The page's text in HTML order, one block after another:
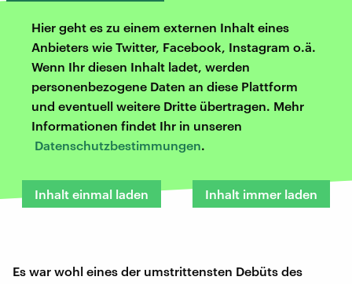
Hier geht es zu einem externen Inhalt eines
Anbieters wie Twitter, Facebook, Instagram o.ä.
Wenn Ihr diesen Inhalt ladet, werden
personenbezogene Daten an diese Plattform
und eventuell weitere Dritte übertragen. Mehr
Informationen findet Ihr in unseren
Datenschutzbestimmungen.
Inhalt einmal laden Inhalt immer laden
Es war wohl eines der umstrittensten Debüts des